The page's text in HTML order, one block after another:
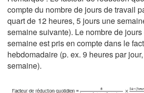
compte du nombre de jours de travail
quart de 12 heures, 5 jours une
semaine suivante). Le nombre de
semaine est pris en compte dans le
hebdomadaire (p. ex. 9 heures par
semaine).